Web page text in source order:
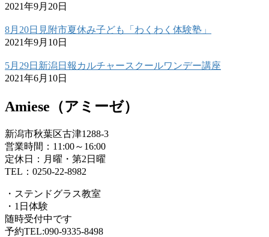
2021年9月20日
8月20日見附市夏休み子ども「わくわく体験塾」
2021年9月10日
5月29日新潟日報カルチャースクールワンデー講座
2021年6月10日
Amiese（アミーゼ）
新潟市秋葉区古津1288-3
営業時間：11:00～16:00
定休日：月曜・第2日曜
TEL：0250-22-8982
・ステンドグラス教室
・1日体験
随時受付中です
予約TEL:090-9335-8498